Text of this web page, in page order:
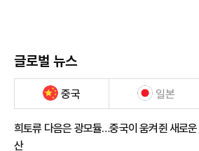
글로벌 뉴스
중국 일본
희토류 다음은 광모듈…중국이 움켜쥔 새로
산